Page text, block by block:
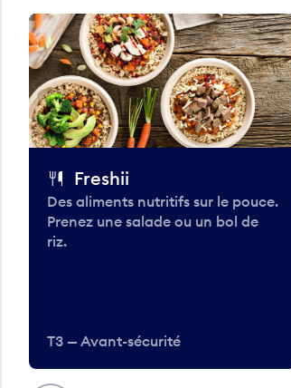
Freshii
Des aliments nutritifs sur le pouce.
Prenez une salade ou un bol de
riz.
T3 — Avant-sécurité